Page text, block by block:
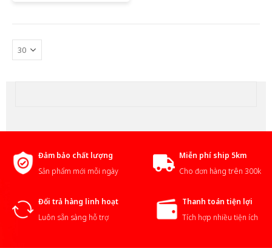
Đảm bảo chất lượng
Sản phẩm mới mỗi ngày
Miễn phí ship 5km
Cho đơn hàng trên 300k
Đổi trả hàng linh hoạt
Luôn sẵn sàng hỗ trợ
Thanh toán tiện lợi
Tích hợp nhiều tiện ích